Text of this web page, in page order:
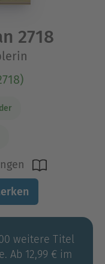
2718
weitere Titel
Ab 12,99 € im